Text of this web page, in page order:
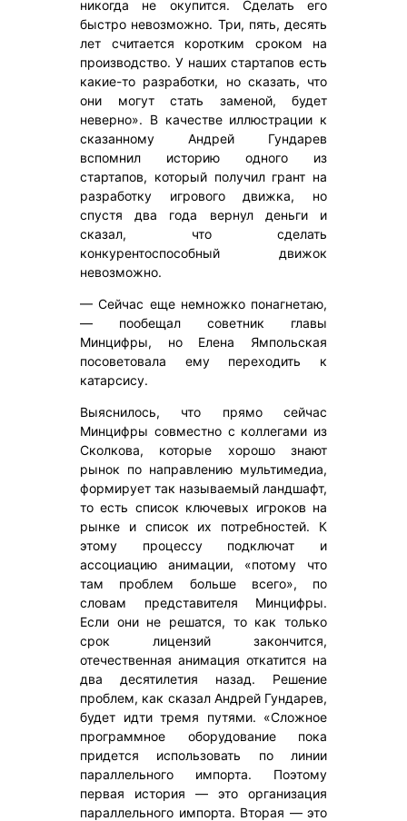
никогда не окупится. Сделать его
быстро невозможно. Три, пять, десять
лет считается коротким сроком на
производство. У наших стартапов есть
какие-то разработки, но сказать, что
они могут стать заменой, будет
неверно». В качестве иллюстрации к
сказанному Андрей Гундарев
вспомнил историю одного из
стартапов, который получил грант на
разработку игрового движка, но
спустя два года вернул деньги и
сказал, что сделать
конкурентоспособный движок
невозможно.
— Сейчас еще немножко понагнетаю,
— пообещал советник главы
Минцифры, но Елена Ямпольская
посоветовала ему переходить к
катарсису.
Выяснилось, что прямо сейчас
Минцифры совместно с коллегами из
Сколкова, которые хорошо знают
рынок по направлению мультимедиа,
формирует так называемый ландшафт,
то есть список ключевых игроков на
рынке и список их потребностей. К
этому процессу подключат и
ассоциацию анимации, «потому что
там проблем больше всего», по
словам представителя Минцифры.
Если они не решатся, то как только
срок лицензий закончится,
отечественная анимация откатится на
два десятилетия назад. Решение
проблем, как сказал Андрей Гундарев,
будет идти тремя путями. «Сложное
программное оборудование пока
придется использовать по линии
параллельного импорта. Поэтому
первая история — это организация
параллельного импорта. Вторая — это